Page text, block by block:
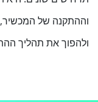
וההתקנה של
ולהפוך את תהליך